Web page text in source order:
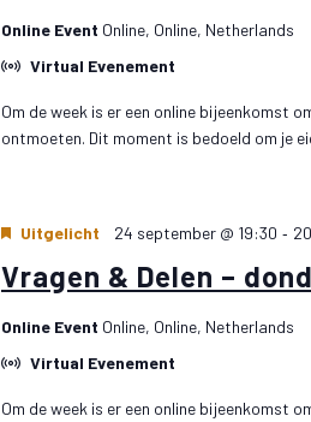
Online Event Online, Online, Netherlands
Virtual Evenement
Om de week is er een online bijeenkomst
ontmoeten. Dit moment is bedoeld om je
Vragen & Delen –
Uitgelicht 24 september @ 19:30 -
Online Event Online, Online, Netherlands
Virtual Evenement
Om de week is er een online bijeenkomst